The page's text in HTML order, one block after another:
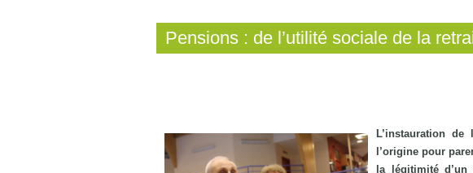
Pensions : de l’utilité sociale de la
L’instauration
l’origine pour
la légitimité d’un